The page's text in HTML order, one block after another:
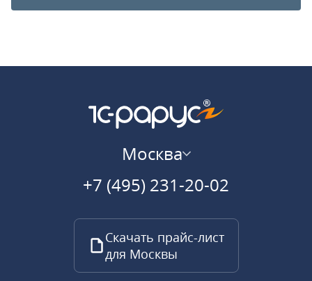
Москва
+7 (495) 231-20-02
Скачать прайс-лист
для Москвы